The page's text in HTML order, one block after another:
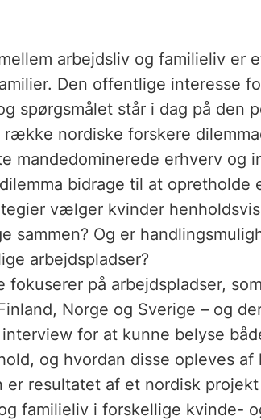
arbejdsliv og familieliv er
Den offentlige interesse
spørgsmålet står i dag på den
række nordiske forskere
mandedominerede erhverv og
bidrage til at opretholde
vælger kvinder
sammen? Og er
arbejdspladser?
fokuserer på arbejdspladser,
Norge og Sverige – og
for at kunne belyse
og hvordan disse opleves
er resultatet af et nordisk
familieliv i forskellige kvinde-